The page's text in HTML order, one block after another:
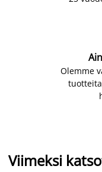
Olemme
Viimeksi